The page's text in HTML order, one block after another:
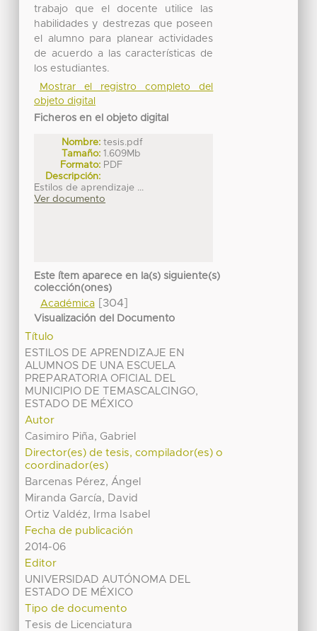
trabajo que el docente utilice las
habilidades y destrezas que poseen
el alumno para planear actividades
de acuerdo a las características de
los estudiantes.
Mostrar el registro completo del
objeto digital
Ficheros en el objeto digital
Nombre: tesis.pdf
Tamaño: 1.609Mb
Formato: PDF
Descripción:
Estilos de aprendizaje ...
Ver documento
Este ítem aparece en la(s) siguiente(s)
colección(ones)
Académica[304]
Visualización del Documento
Título
ESTILOS DE APRENDIZAJE EN
ALUMNOS DE UNA ESCUELA
PREPARATORIA OFICIAL DEL
MUNICIPIO DE TEMASCALCINGO,
ESTADO DE MÉXICO
Autor
Casimiro Piña, Gabriel
Director(es) de tesis, compilador(es) o
coordinador(es)
Barcenas Pérez, Ángel
Miranda García, David
Ortiz Valdéz, Irma Isabel
Fecha de publicación
2014-06
Editor
UNIVERSIDAD AUTÓNOMA DEL
ESTADO DE MÉXICO
Tipo de documento
Tesis de Licenciatura